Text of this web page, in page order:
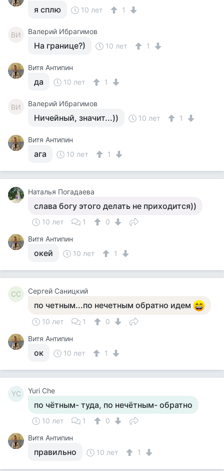
я сплю 10 лет 1
ВИ Валерий Ибрагимов
На границе?) 10 лет 1
Витя Антипин
да 10 лет 1
ВИ Валерий Ибрагимов
Ничейный, значит...)) 10 лет 1
Витя Антипин
ага 10 лет 1
Наталья Погадаева
слава богу этого делать не приходится))
10 лет 1
0
Витя Антипин
окей 10 лет 1
СС Сергей Саницкий
по четным...по нечетным обратно идем
10 лет 1
0
Витя Антипин
ок 10 лет 1
YC Yuri Che
по чётным- туда, по нечётным- обратно
10 лет 1
0
Витя Антипин
правильно 10 лет 1